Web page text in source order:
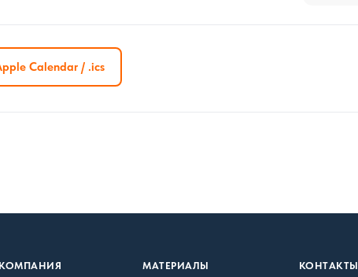
Calendar / .ics
КОМПАНИЯ МАТЕРИАЛЫ КОНТАКТЫ